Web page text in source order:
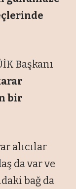
Başkanı
bir
alıcılar
da var ve
bağ da